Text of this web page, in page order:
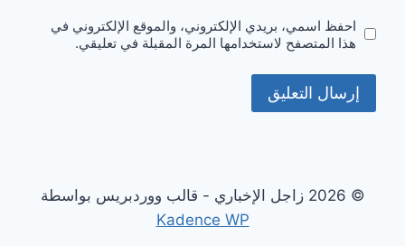
احفظ اسمي، بريدي الإلكتروني، والموقع الإلكتروني في
هذا المتصفح لاستخدامها المرة المقبلة في تعليقي.
© 2026 زاجل الإخباري - قالب ووردبريس بواسطة
Kadence WP